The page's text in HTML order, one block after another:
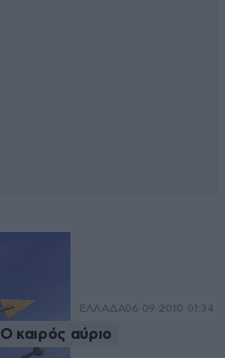
ΕΛΛΑΔΑ06·09·2010 01:34
Ο καιρός αύριο